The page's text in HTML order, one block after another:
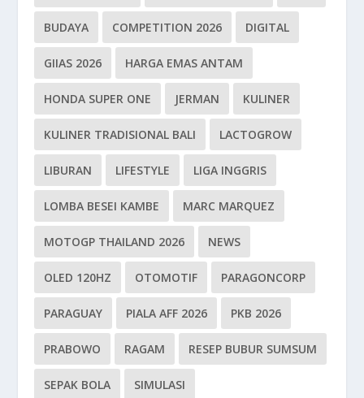
BUDAYA COMPETITION 2026 DIGITAL
GIIAS 2026 HARGA EMAS ANTAM
HONDA SUPER ONE JERMAN KULINER
KULINER TRADISIONAL BALI LACTOGROW
LIBURAN LIFESTYLE LIGA INGGRIS
LOMBA BESEI KAMBE MARC MARQUEZ
MOTOGP THAILAND 2026 NEWS
OLED 120HZ OTOMOTIF PARAGONCORP
PARAGUAY PIALA AFF 2026 PKB 2026
PRABOWO RAGAM RESEP BUBUR SUMSUM
SEPAK BOLA SIMULASI